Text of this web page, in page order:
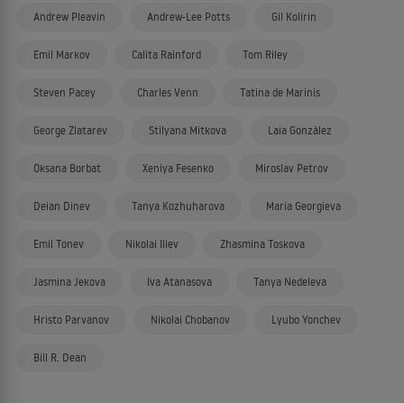
Andrew Pleavin Andrew-Lee Potts Gil Kolirin
Emil Markov Calita Rainford Tom Riley
Steven Pacey Charles Venn Tatina de Marinis
George Zlatarev Stilyana Mitkova Laia Gonzàlez
Oksana Borbat Xeniya Fesenko Miroslav Petrov
Deian Dinev Tanya Kozhuharova Maria Georgieva
Emil Tonev Nikolai Iliev Zhasmina Toskova
Jasmina Jekova Iva Atanasova Tanya Nedeleva
Hristo Parvanov Nikolai Chobanov Lyubo Yonchev
Bill R. Dean